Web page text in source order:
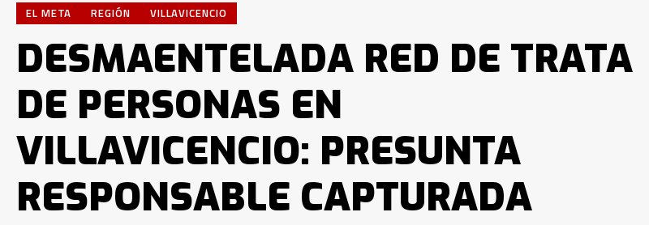
EL META REGIÓN VILLAVICENCIO
DESMAENTELADA RED DE TRATA
DE PERSONAS EN
VILLAVICENCIO: PRESUNTA
RESPONSABLE CAPTURADA